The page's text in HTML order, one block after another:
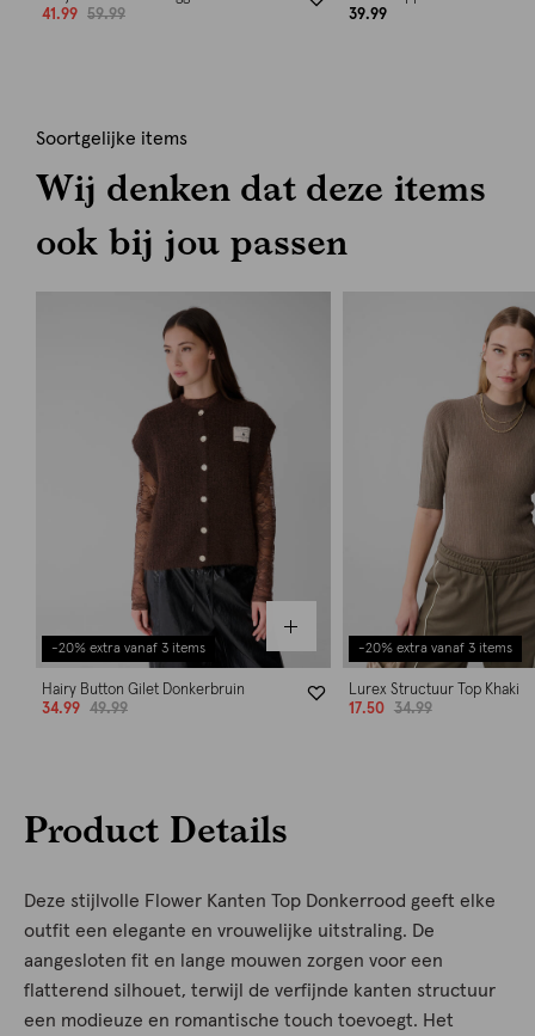
41.99
59.99
39.99
Soortgelijke items
Wij denken dat deze items
ook bij jou passen
-20% extra vanaf 3 items
Hairy Button Gilet Donkerbruin
34.99
49.99
-20% extra vanaf 3 items
Lurex Structuur Top Khaki
17.50
34.99
Product Details
Deze stijlvolle Flower Kanten Top Donkerrood geeft elke
outfit een elegante en vrouwelijke uitstraling. De
aangesloten fit en lange mouwen zorgen voor een
flatterend silhouet, terwijl de verfijnde kanten structuur
een modieuze en romantische touch toevoegt. Het